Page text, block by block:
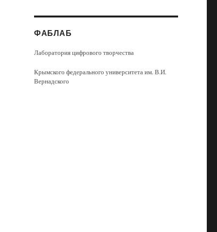
ФАБЛАБ
Лаборатория цифрового творчества
Крымского федерального университета им. В.И.
Вернадского